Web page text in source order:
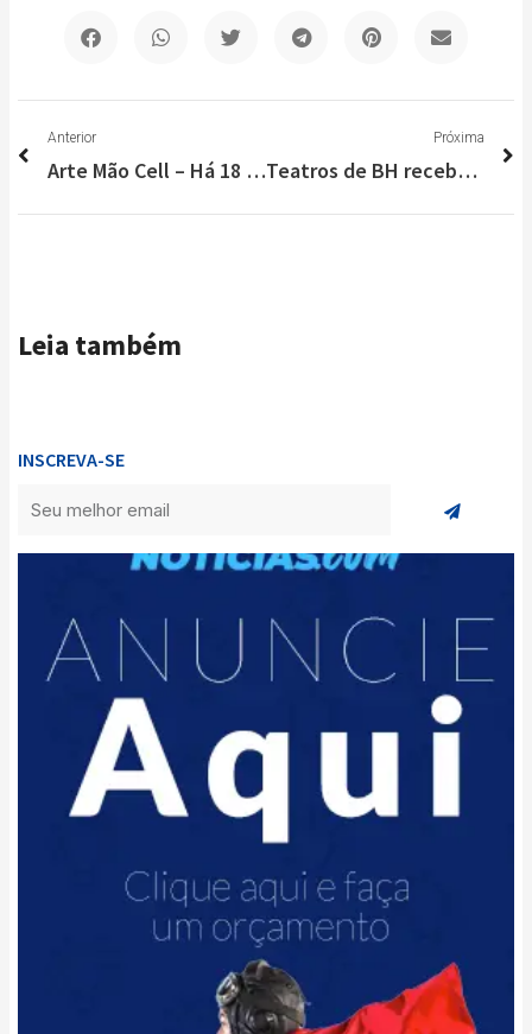
Anterior
Arte Mão Cell – Há 18 anos a loja mais completa de Lagoa Santa
Próxima
Teatros de BH recebem 48ª Campanha de Popularização do Teatro & Dança
Leia também
INSCREVA-SE